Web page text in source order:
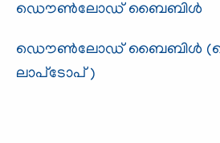
ഡൌണ്‍ലോഡ് ബൈബിള്‍
ഡൌണ്‍ലോഡ് ബൈബിള്‍
ലാപ്ടോപ്)